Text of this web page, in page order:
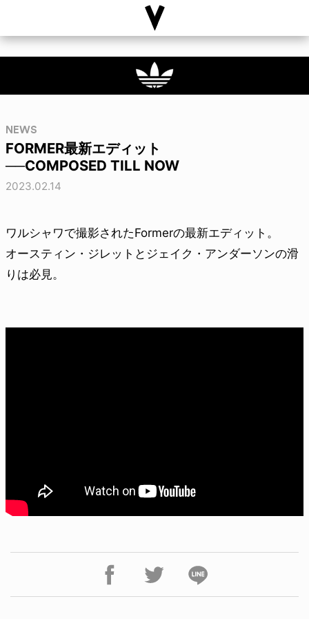
NEWS
FORMER最新エディット
──COMPOSED TILL NOW
2023.02.14
ワルシャワで撮影されたFormerの最新エディット。
オースティン・ジレットとジェイク・アンダーソンの滑
りは必見。